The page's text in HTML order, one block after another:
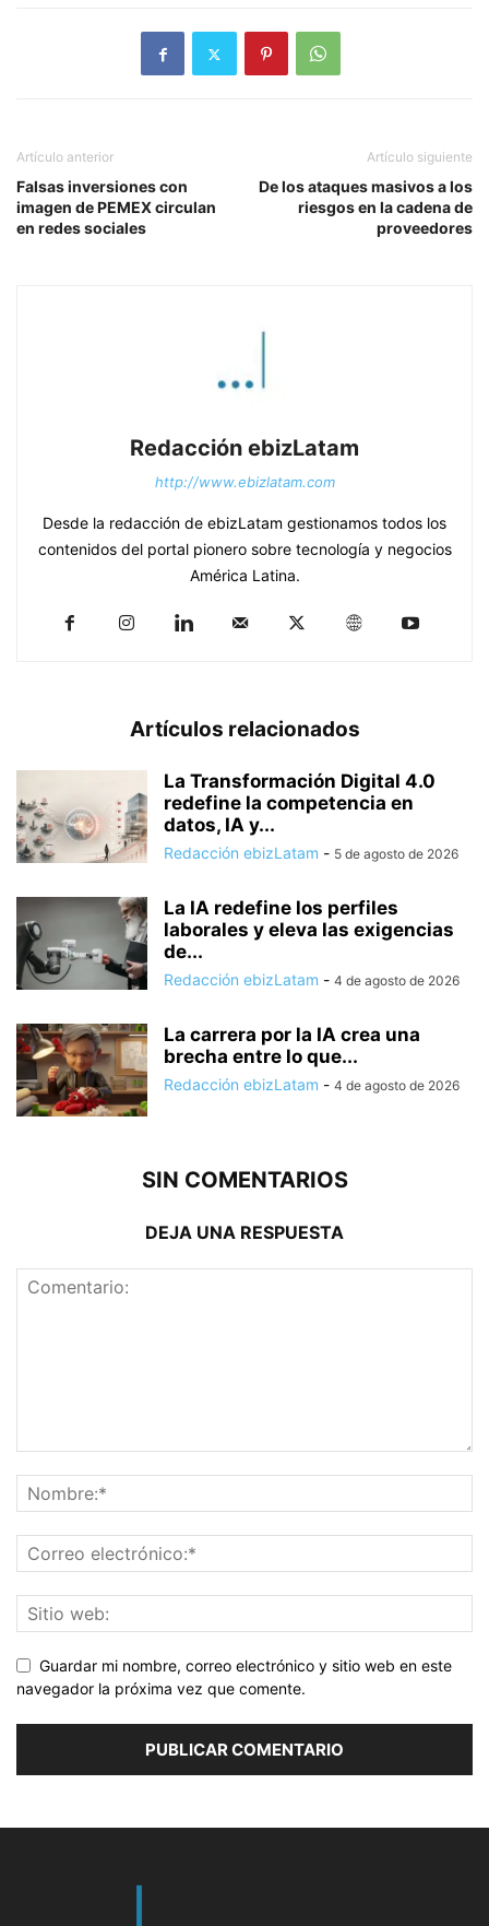
Artículo anterior
Falsas inversiones con
imagen de PEMEX circulan
en redes sociales
Artículo siguiente
De los ataques masivos a los
riesgos en la cadena de
proveedores
Redacción ebizLatam
http://www.ebizlatam.com
Desde la redacción de ebizLatam gestionamos todos los
contenidos del portal pionero sobre tecnología y negocios
América Latina.
Artículos relacionados
La Transformación Digital 4.0
redefine la competencia en
datos, IA y...
Redacción ebizLatam - 5 de agosto de 2026
La IA redefine los perfiles
laborales y eleva las exigencias
de...
Redacción ebizLatam - 4 de agosto de 2026
La carrera por la IA crea una
brecha entre lo que...
Redacción ebizLatam - 4 de agosto de 2026
SIN COMENTARIOS
DEJA UNA RESPUESTA
Guardar mi nombre, correo electrónico y sitio web en este
navegador la próxima vez que comente.